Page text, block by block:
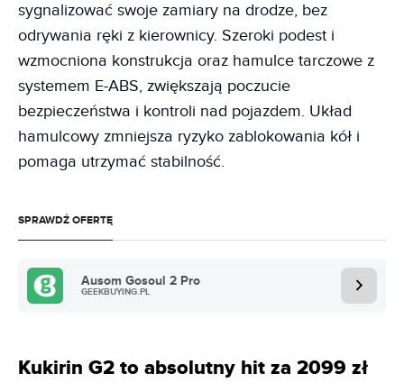
sygnalizować swoje zamiary na drodze, bez
odrywania ręki z kierownicy. Szeroki podest i
wzmocniona konstrukcja oraz hamulce tarczowe z
systemem E-ABS, zwiększają poczucie
bezpieczeństwa i kontroli nad pojazdem. Układ
hamulcowy zmniejsza ryzyko zablokowania kół i
pomaga utrzymać stabilność.
SPRAWDŹ OFERTĘ
Ausom Gosoul 2 Pro
GEEKBUYING.PL
Kukirin G2 to absolutny hit za 2099 zł